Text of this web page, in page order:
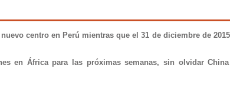
centro en Perú mientras que el 31 de diciembre de
en África para las próximas semanas, sin olvidar